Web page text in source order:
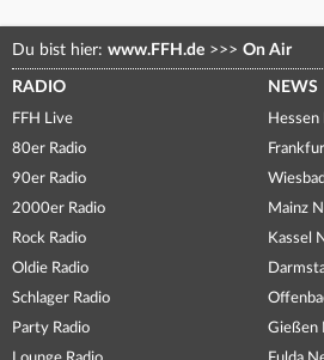
Du bist hier: www.FFH.de >>> On Air
RADIO
FFH Live
80er Radio
90er Radio
2000er Radio
Rock Radio
Oldie Radio
Schlager Radio
Party Radio
NEWS
Hessen
Mainz
Kassel
Gießen